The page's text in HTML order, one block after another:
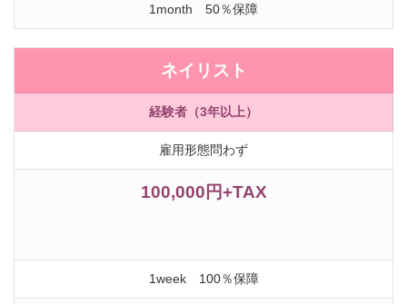
1month 50％保障
ネイリスト
経験者（3年以上）
雇用形態問わず
100,000円+TAX
1week 100％保障